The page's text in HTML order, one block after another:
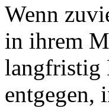
Wenn
in ihrem
langfristig
entgegen,